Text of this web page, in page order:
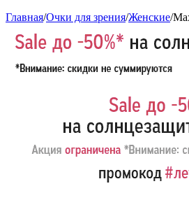
Главная/Очки для зрения/Женские/